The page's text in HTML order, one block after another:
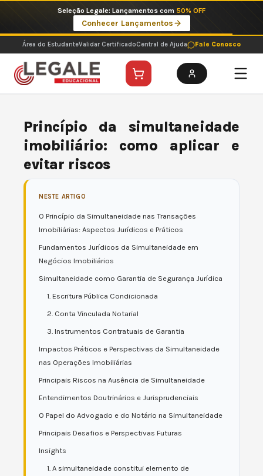
o
conteúdo
Imperdíveis no Pix: Pós Selecionadas a 199 reais no pix em parcela única
Ver ofertas
Área do EstudanteValidar CertificadoCentral de Ajuda Fale Conosco
Princípio da simultaneidade
imobiliário: como aplicar e
evitar riscos
NESTE ARTIGO
O Princípio da Simultaneidade nas Transações
Imobiliárias: Aspectos Jurídicos e Práticos
Fundamentos Jurídicos da Simultaneidade em
Negócios Imobiliários
Simultaneidade como Garantia de Segurança Jurídica
1. Escritura Pública Condicionada
2. Conta Vinculada Notarial
3. Instrumentos Contratuais de Garantia
Impactos Práticos e Perspectivas da Simultaneidade
nas Operações Imobiliárias
Principais Riscos na Ausência de Simultaneidade
Entendimentos Doutrinários e Jurisprudenciais
O Papel do Advogado e do Notário na Simultaneidade
Principais Desafios e Perspectivas Futuras
Insights
1. A simultaneidade constitui elemento de